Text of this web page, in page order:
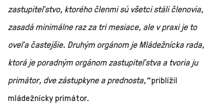
zastupiteľstvo, ktorého členmi sú všetci stáli členovia,
zasadáminimálne raz za tri mesiace, ale v praxi je to
oveľa častejšie. Druhým orgánom je Mládežnícka rada,
ktorá je poradným orgánom zastupiteľstva a tvoria ju
primátor, dve zástupkyne a prednosta,“priblížil
mládežnícky primátor.